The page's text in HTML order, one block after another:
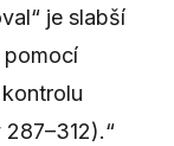
je slabší
pomocí